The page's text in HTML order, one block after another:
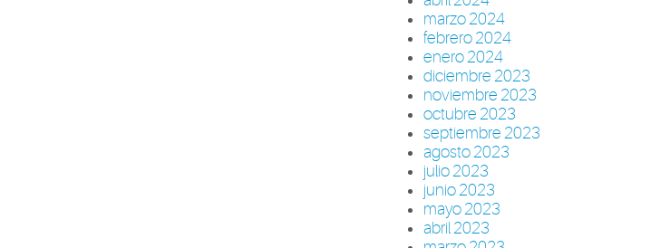
marzo 2024
febrero 2024
enero 2024
diciembre 2023
noviembre 2023
octubre 2023
septiembre 2023
agosto 2023
julio 2023
junio 2023
mayo 2023
abril 2023